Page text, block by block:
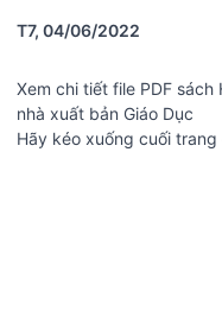
T7, 04/06/2022
Xem chi tiết file PDF
nhà xuất bản Giáo Dục
Hãy kéo xuống cuối